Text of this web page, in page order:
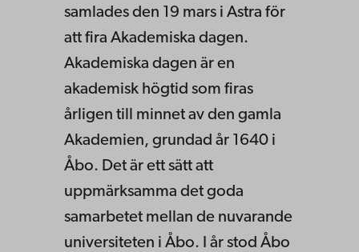
samlades den 19 mars i Astra för
att fira Akademiska dagen.
Akademiska dagen är en
akademisk högtid som firas
årligen till minnet av den gamla
Akademien, grundad år 1640 i
Åbo. Det är ett sätt att
uppmärksamma det goda
samarbetet mellan de nuvarande
universiteten i Åbo. I år stod Åbo